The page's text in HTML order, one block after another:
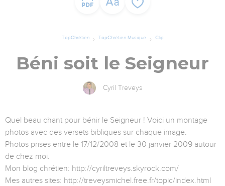
TopChrétien TopChrétien Musique Clip
Béni soit le Seigneur
Cyril Treveys
Quel beau chant pour bénir le Seigneur ! Voici un montage
photos avec des versets bibliques sur chaque image.
Photos prises entre le 17/12/2008 et le 30 janvier 2009 autour
de chez moi.
Mon blog chrétien: http://cyriltreveys.skyrock.com/
Mes autres sites: http://treveysmichel.free.fr/topic/index.html